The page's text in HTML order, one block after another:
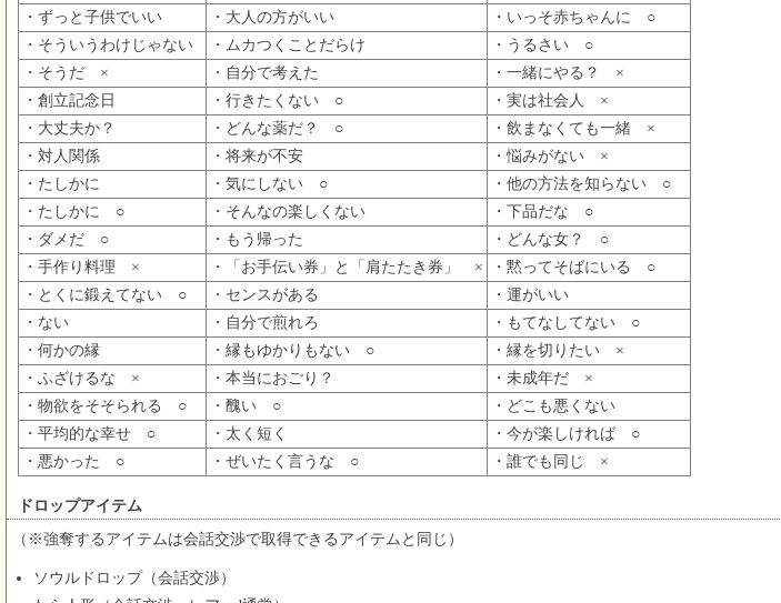
・ずっと子供でいい
・大人の方がいい
・いっそ赤ちゃんに ○
・そういうわけじゃない
・ムカつくことだらけ
・うるさい ○
・そうだ ×
・自分で考えた
・一緒にやる？ ×
・創立記念日
・行きたくない ○
・実は社会人 ×
・大丈夫か？
・どんな薬だ？ ○
・飲まなくても一緒 ×
・対人関係
・将来が不安
・悩みがない ×
・たしかに
・気にしない ○
・他の方法を知らない ○
・たしかに ○
・そんなの楽しくない
・下品だな ○
・ダメだ ○
・もう帰った
・どんな女？ ○
・手作り料理 ×
・「お手伝い券」と「肩たたき券」 ×
・黙ってそばにいる ○
・とくに鍛えてない ○
・センスがある
・運がいい
・ない
・自分で煎れろ
・もてなしてない ○
・何かの縁
・縁もゆかりもない ○
・縁を切りたい ×
・ふざけるな ×
・本当におごり？
・未成年だ ×
・物欲をそそられる ○
・醜い ○
・どこも悪くない
・平均的な幸せ ○
・太く短く
・今が楽しければ ○
・悪かった ○
・ぜいたく言うな ○ ・誰でも同じ ×
ドロップアイテム
（※強奪するアイテムは会話交渉で取得できるアイテムと同じ）
ソウルドロップ（会話交渉）